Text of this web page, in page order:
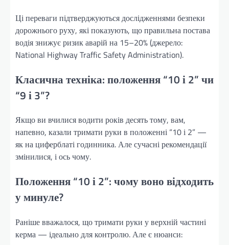
Ці переваги підтверджуються дослідженнями безпеки
дорожнього руху, які показують, що правильна постава
водія знижує ризик аварій на 15–20% (джерело:
National Highway Traffic Safety Administration).
Класична техніка: положення “10 і 2” чи
“9 і 3”?
Якщо ви вчилися водити років десять тому, вам,
напевно, казали тримати руки в положенні “10 і 2” —
як на циферблаті годинника. Але сучасні рекомендації
змінилися, і ось чому.
Положення “10 і 2”: чому воно відходить
у минуле?
Раніше вважалося, що тримати руки у верхній частині
керма — ідеально для контролю. Але є нюанси: